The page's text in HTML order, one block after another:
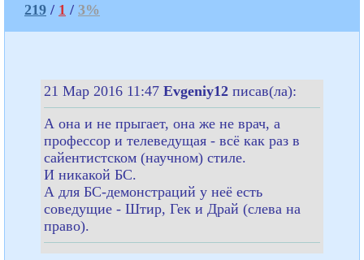
219 / 1 / 3%
21 Мар 2016 11:47 Evgeniy12 писав(ла):
А она и не прыгает, она же не врач, а
профессор и телеведущая - всё как раз в
сайентистском (научном) стиле.
И никакой БС.
А для БС-демонстраций у неё есть
соведущие - Штир, Гек и Драй (слева на
право).